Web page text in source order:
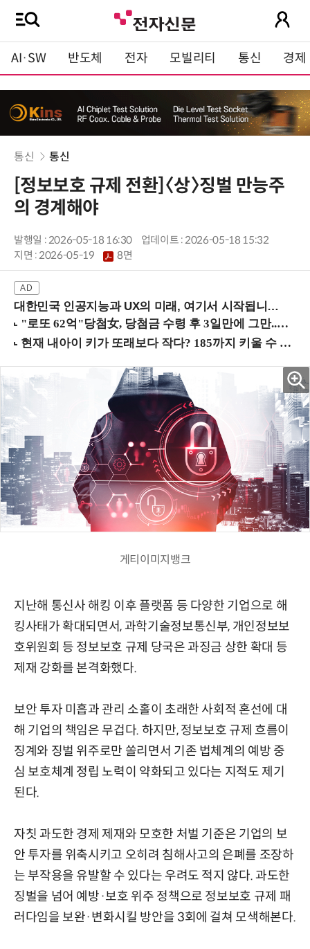
AI·SW 반도체 전자 모빌리티 통신 경제
통신 통신
[정보보호 규제 전환]〈상〉징벌 만능주
의 경계해야
발행일 : 2026-05-18 16:30
업데이트 : 2026-05-18 15:32
지면 :2026-05-19 8면
대한민국 인공지능과 UX의 미래, 여기서 시작됩니다! (9/2 강남역)
게티이미지뱅크
지난해 통신사 해킹 이후 플랫폼 등 다양한 기업으로 해
킹사태가 확대되면서, 과학기술정보통신부, 개인정보보
호위원회 등 정보보호 규제 당국은 과징금 상한 확대 등
제재 강화를 본격화했다.
보안 투자 미흡과 관리 소홀이 초래한 사회적 혼선에 대
해 기업의 책임은 무겁다. 하지만, 정보보호 규제 흐름이
징계와 징벌 위주로만 쏠리면서 기존 법체계의 예방 중
심 보호체계 정립 노력이 약화되고 있다는 지적도 제기
된다.
자칫 과도한 경제 제재와 모호한 처벌 기준은 기업의 보
안 투자를 위축시키고 오히려 침해사고의 은폐를 조장하
는 부작용을 유발할 수 있다는 우려도 적지 않다. 과도한
징벌을 넘어 예방·보호 위주 정책으로 정보보호 규제 패
러다임을 보완·변화시킬 방안을 3회에 걸쳐 모색해본다.